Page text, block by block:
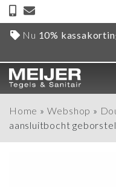
Nu 10%
Home » Webshop »
aansluitbocht